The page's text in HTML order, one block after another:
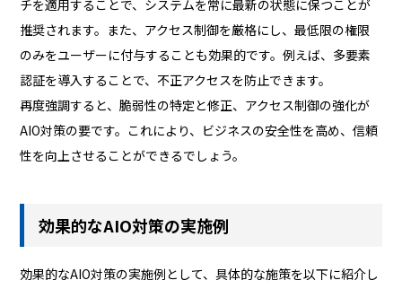
チを適用することで、システムを常に最新の状態に保つことが
推奨されます。また、アクセス制御を厳格にし、最低限の権限
のみをユーザーに付与することも効果的です。例えば、多要素
認証を導入することで、不正アクセスを防止できます。
再度強調すると、脆弱性の特定と修正、アクセス制御の強化が
AIO対策の要です。これにより、ビジネスの安全性を高め、信頼
性を向上させることができるでしょう。
効果的なAIO対策の実施例
効果的なAIO対策の実施例として、具体的な施策を以下に紹介し